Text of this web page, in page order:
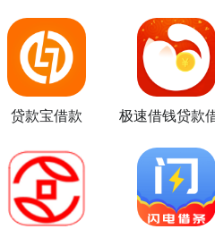
贷款宝借款 极速借钱贷款